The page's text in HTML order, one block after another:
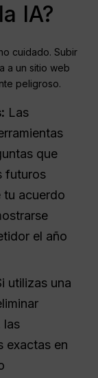
IA?
cuidado. Subir
a un sitio web
peligroso.
Las
que
futuros
tu acuerdo
el año
utilizas una
las
exactas en